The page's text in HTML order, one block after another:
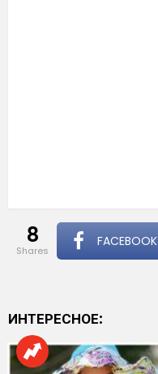
8
shares
FACEBOOK
ИНТЕРЕСНОЕ: